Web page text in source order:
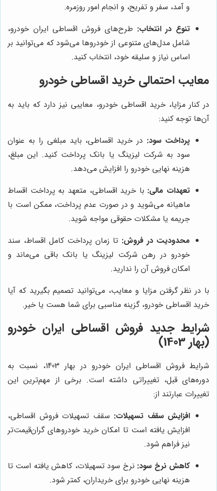
و آمد، سفر و تفریح، و انجام امور روزمره.
تنوع در انتخاب: طرح‌های فروش اقساطی ایران خودرو،
شامل مدل‌های متنوعی از خودروها می‌شود که می‌توانید بر
اساس نیاز و سلیقه خود، انتخاب کنید.
معایب احتمالی خرید اقساطی خودرو
در کنار مزایا، خرید اقساطی خودرو، معایبی نیز دارد که باید به
آن‌ها توجه کنید:
پرداخت سود: در خرید اقساطی، باید مبلغی را به عنوان
سود به شرکت لیزینگ یا بانک پرداخت کنید. این مبلغ،
هزینه نهایی خودرو را افزایش می‌دهد.
تعهدات مالی: با خرید اقساطی، متعهد به پرداخت اقساط
ماهیانه می‌شوید و در صورت عدم پرداخت، ممکن است با
جریمه یا مشکلات حقوقی مواجه شوید.
محدودیت در فروش: تا زمان پرداخت کامل اقساط، سند
خودرو در رهن شرکت لیزینگ یا بانک باقی می‌ماند و
امکان فروش آن را ندارید.
با در نظر گرفتن مزایا و معایب، می‌توانید تصمیم بگیرید که آیا
خرید اقساطی خودرو، گزینه مناسبی برای شما هست یا خیر.
شرایط جدید فروش اقساطی ایران خودرو
(بهار 1403)
شرایط فروش اقساطی ایران خودرو در بهار 1403، نسبت به
دوره‌های قبل، تغییراتی داشته است. برخی از مهم‌ترین این
تغییرات عبارتند از:
افزایش سقف تسهیلات: سقف تسهیلات فروش اقساطی،
افزایش یافته است تا امکان خرید خودروهای گران‌قیمت‌تر
نیز فراهم شود.
کاهش نرخ سود: نرخ سود تسهیلات، کاهش یافته است تا
هزینه نهایی خودرو برای خریداران، کمتر شود.